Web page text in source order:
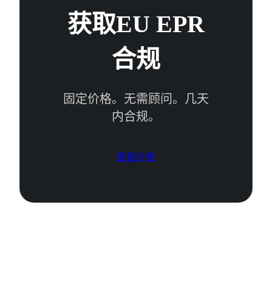
获取EU EPR
合规
固定价格。无需顾问。几天
内合规。
查看价格